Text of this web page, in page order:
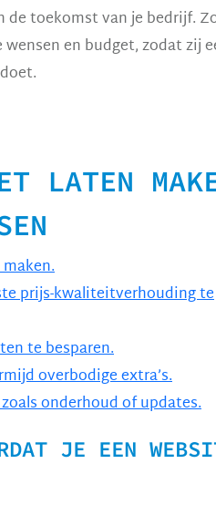
toekomst van je bedrijf.
en budget, zodat zij
LATEN
prijs-kwaliteitverhouding te
te besparen.
overbodige extra’s.
onderhoud of updates.
JE EEN